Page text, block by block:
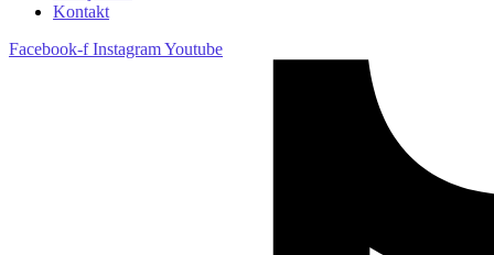
Kontakt
Facebook-f InstagramYoutube